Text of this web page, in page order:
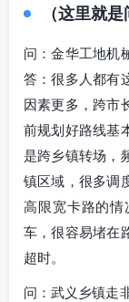
（这里就
问：金华工地机
答：很多人都有
因素更多，跨市
前规划好路线基
是跨乡镇转场，
镇区域，很多调
高限宽卡路的
车，很容易堵在
超时。
问：武义乡镇走